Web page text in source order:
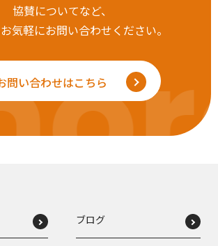
協賛についてなど、
気軽にお問い合わせください。
問い合わせはこちら
ブログ